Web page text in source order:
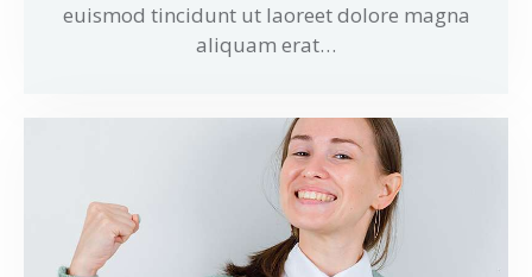
euismod tincidunt ut laoreet dolore magna
aliquam erat…